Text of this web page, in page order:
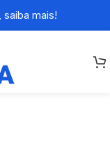
saiba mais!